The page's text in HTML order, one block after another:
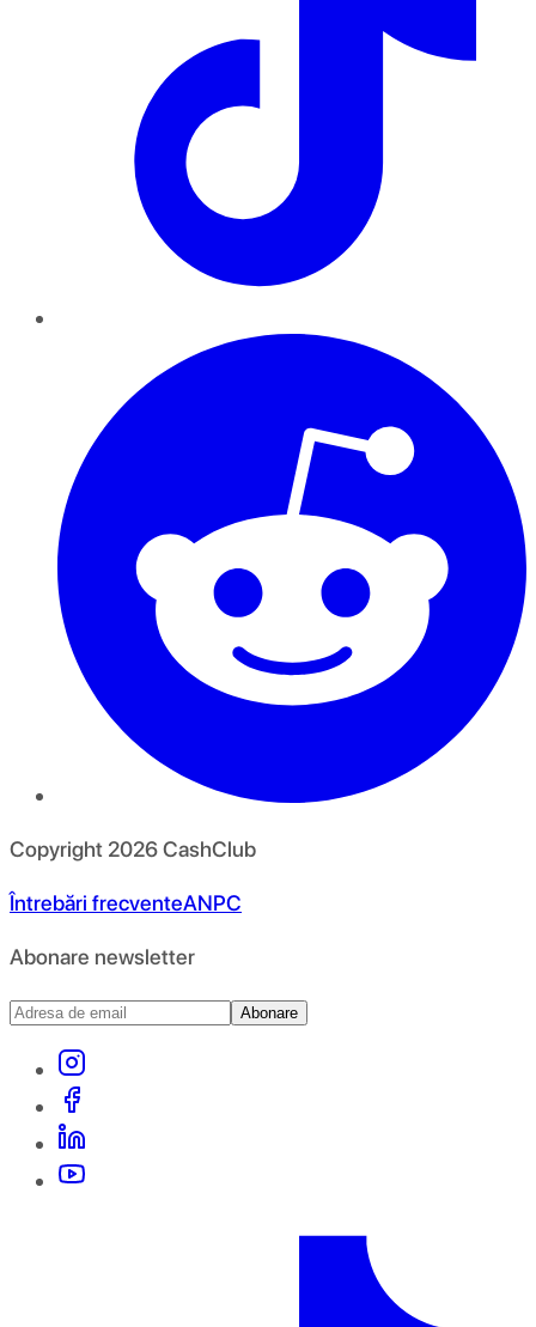
Copyright 2026CashClub
Întrebări frecventeANPC
Abonare newsletter
Abonare